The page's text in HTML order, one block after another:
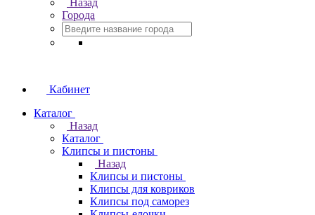
Назад
Города
Кабинет
Каталог
Назад
Каталог
Клипсы и пистоны
Назад
Клипсы и пистоны
Клипсы для ковриков
Клипсы под саморез